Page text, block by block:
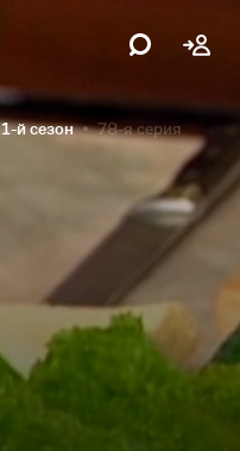
1-й сезон 78-я серия